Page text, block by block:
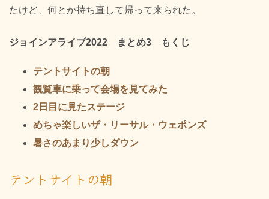
たけど、何とか持ち直して帰って来られた。
ジョインアライブ2022 まとめ3 もくじ
テントサイトの朝
観覧車に乗って会場を見てみた
2日目に見たステージ
めちゃ楽しいザ・リーサル・ウェポンズ
暑さのあまり少しダウン
テントサイトの朝